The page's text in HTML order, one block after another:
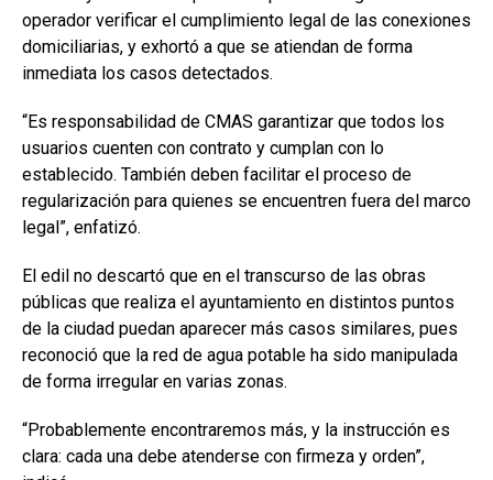
operador verificar el cumplimiento legal de las conexiones
domiciliarias, y exhortó a que se atiendan de forma
inmediata los casos detectados.
“Es responsabilidad de CMAS garantizar que todos los
usuarios cuenten con contrato y cumplan con lo
establecido. También deben facilitar el proceso de
regularización para quienes se encuentren fuera del marco
legal”, enfatizó.
El edil no descartó que en el transcurso de las obras
públicas que realiza el ayuntamiento en distintos puntos
de la ciudad puedan aparecer más casos similares, pues
reconoció que la red de agua potable ha sido manipulada
de forma irregular en varias zonas.
“Probablemente encontraremos más, y la instrucción es
clara: cada una debe atenderse con firmeza y orden”,